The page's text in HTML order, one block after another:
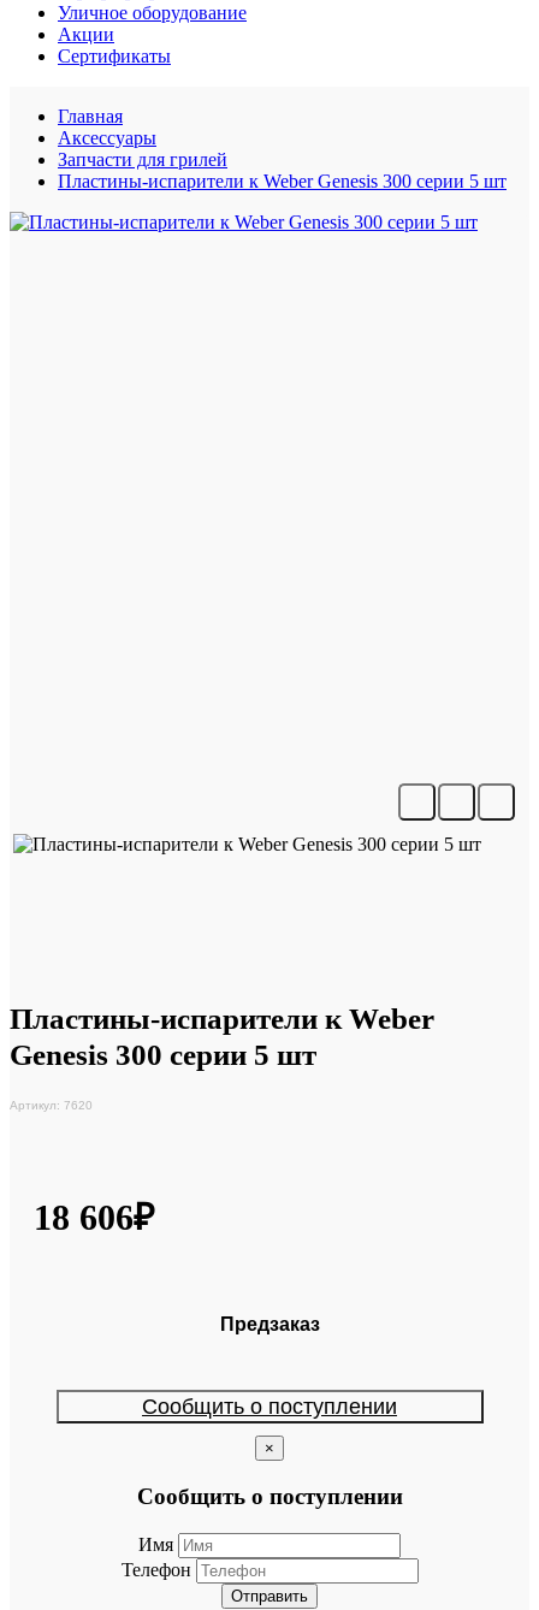
Уличное оборудование
Акции
Сертификаты
Главная
Аксессуары
Запчасти для грилей
Пластины-испарители к Weber Genesis 300 серии 5 шт
Пластины-испарители к Weber
Genesis 300 серии 5 шт
Артикул: 7620
18 606₽
Предзаказ
Сообщить о поступлении
×
Сообщить о поступлении
Имя
Телефон
Отправить